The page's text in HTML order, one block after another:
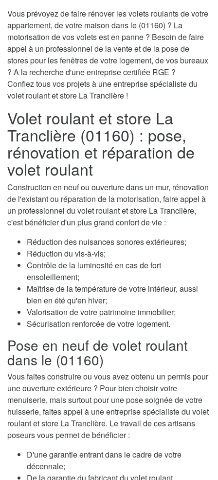
Vous prévoyez de faire rénover les volets roulants de votre
appartement, de votre maison dans le (01160) ? La
motorisation de vos volets est en panne ? Besoin de faire
appel à un professionnel de la vente et de la pose de
stores pour les fenêtres de votre logement, de vos bureaux
? A la recherche d'une entreprise certifiée RGE ?
Confiez tous vos projets à une entreprise spécialiste du
volet roulant et store La Tranclière !
Volet roulant et store La
Tranclière (01160) : pose,
rénovation et réparation de
volet roulant
Construction en neuf ou ouverture dans un mur, rénovation
de l'existant ou réparation de la motorisation, faire appel à
un professionnel du volet roulant et store La Tranclière,
c'est bénéficier d'un plus grand confort de vie :
Réduction des nuisances sonores extérieures;
Réduction du vis-à-vis;
Contrôle de la luminosité en cas de fort
ensoleillement;
Maîtrise de la température de votre intérieur, aussi
bien en été qu'en hiver;
Valorisation de votre patrimoine immobilier;
Sécurisation renforcée de votre logement.
Pose en neuf de volet roulant
dans le (01160)
Vous faites construire ou vous avez obtenu un permis pour
une ouverture extérieure ? Pour bien choisir votre
menuiserie, mais surtout pour une pose soignée de votre
huisserie, faites appel à une entreprise spécialiste du volet
roulant et store La Tranclière. Le travail de ces artisans
poseurs vous permet de bénéficier :
D'une garantie entrant dans le cadre de votre
décennale;